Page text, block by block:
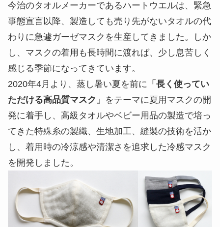
今治のタオルメーカーであるハートウエルは、緊急
事態宣言以降、製造しても売り先がないタオルの代
わりに急遽ガーゼマスクを生産してきました。しか
し、マスクの着用も長時間に渡れば、少し息苦しく
感じる季節になってきています。
2020年4月より、蒸し暑い夏を前に 「長く使ってい
ただける高品質マスク」 をテーマに夏用マスクの開
発に着手し、高級タオルやベビー用品の製造で培っ
てきた特殊糸の製織、生地加工、縫製の技術を活か
し、着用時の冷涼感や清潔さを追求した冷感マスク
を開発しました。